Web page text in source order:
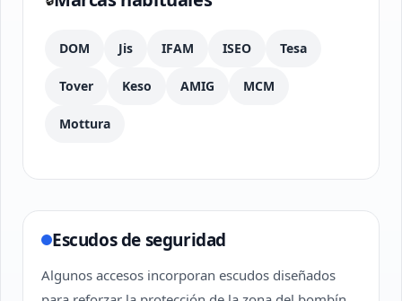
DOM Jis IFAM ISEO Tesa
Tover Keso AMIG MCM
Mottura
Escudos de seguridad
Algunos accesos incorporan escudos diseñados